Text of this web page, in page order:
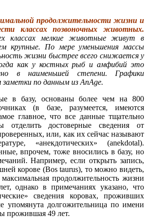
продолжительности жизни и
классах позвоночных животных.
классах мелкие животные живут в
крупные. По мере уменьшения массы
жизни быстрее всего снижается у
как у костных рыб и амфибий это
в наименьшей степени. Графики
по данным из AnAge.
в базу, основаны более чем на 800
(в базе, разумеется, имеются
главное, что все данные тщательно
отделить достоверные сведения от
или, как их сейчас называют
«анекдотических» (anekdotal).
впрочем, тоже вносились в базу, но
Например, если открыть запись,
корове (Bos taurus), то можно видеть,
продолжительность жизни
однако в примечаниях указано, что
сведения коровах, проживших
упомянута долгожительница по имени
прожившая 49 лет.